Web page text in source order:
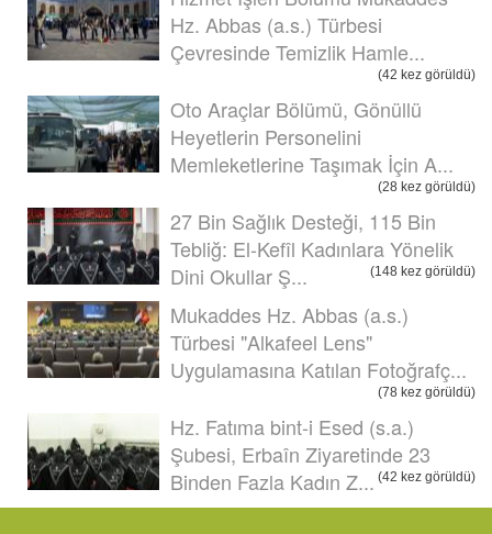
Hz. Abbas (a.s.) Türbesi
Çevresinde Temizlik Hamle...
(42 kez görüldü)
Oto Araçlar Bölümü, Gönüllü
Heyetlerin Personelini
Memleketlerine Taşımak İçin A...
(28 kez görüldü)
27 Bin Sağlık Desteği, 115 Bin
Tebliğ: El-Kefîl Kadınlara Yönelik
Dini Okullar Ş...
(148 kez görüldü)
Mukaddes Hz. Abbas (a.s.)
Türbesi "Alkafeel Lens"
Uygulamasına Katılan Fotoğrafç...
(78 kez görüldü)
Hz. Fatıma bint-i Esed (s.a.)
Şubesi, Erbaîn Ziyaretinde 23
Binden Fazla Kadın Z... (42 kez görüldü)